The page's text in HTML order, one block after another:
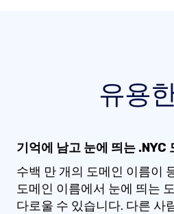
유용
기억에 남고 눈에 띄는 .NYC
수백 만 개의 도메인 이름이
도메인 이름에서 눈에 띄는
다로울 수 있습니다. 다른 사